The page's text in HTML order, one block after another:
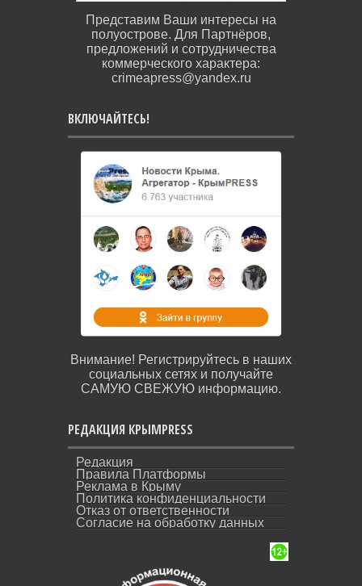
Представим Ваши интересы на
полуострове. Для Партнёров,
предложений и сотрудничества
коммерческого характера:
crimeapress@yandex.ru
ВКЛЮЧАЙТЕСЬ!
Внимание! Регистрируйтесь в наших
социальных сетях и получайте
САМУЮ СВЕЖУЮ информацию.
РЕДАКЦИЯ КРЫМPRESS
Редакция
Правила Платформы
Реклама в Крыму
Политика конфиденциальности
Отказ от ответственности
Согласие на обработку данных